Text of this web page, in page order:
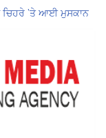
’ਤੇ ਆਈ ਮੁਸਕਾਨ
Dunia
ਨਿਯੁਕਤੀ ਪੱਤਰ ਸੌਂਪੇ
ਸਾਈ ਸੁਦਰਸ਼ਨ ਦੇ ਬਦਲ